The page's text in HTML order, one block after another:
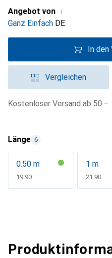
Angebot von i
Ganz Einfach DE
In den
Vergleichen
Kostenloser Versand ab 50.–
Länge 6
0.50 m
CHF
19.90
1 m
CHF
21.90